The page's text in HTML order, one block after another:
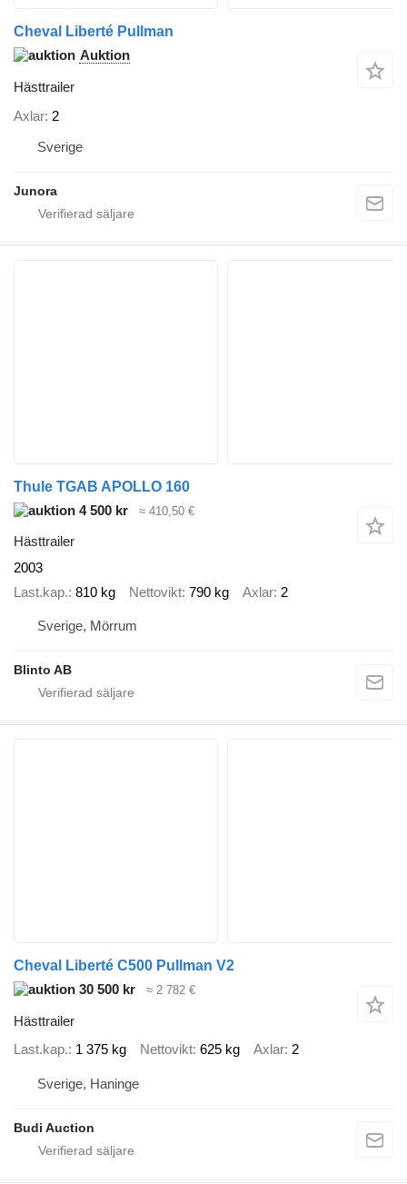
Cheval Liberté Pullman
Auktion
Hästtrailer
Axlar 2
Sverige
Junora
Thule TGAB APOLLO 160
4 500 kr
≈ 410,50 €
Hästtrailer
2003
Last.kap. 810 kg Nettovikt 790 kg Axlar 2
Sverige, Mörrum
Blinto AB
Cheval Liberté C500 Pullman V2
30 500 kr
≈ 2 782 €
Hästtrailer
Last.kap. 1 375 kg Nettovikt 625 kg Axlar 2
Sverige, Haninge
Budi Auction